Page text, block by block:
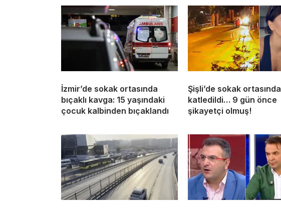
İzmir’de sokak ortasında
bıçaklı kavga: 15 yaşındaki
çocuk kalbinden bıçaklandı
Şişli’de sokak ortasında
katledildi… 9 gün önce
şikayetçi olmuş!